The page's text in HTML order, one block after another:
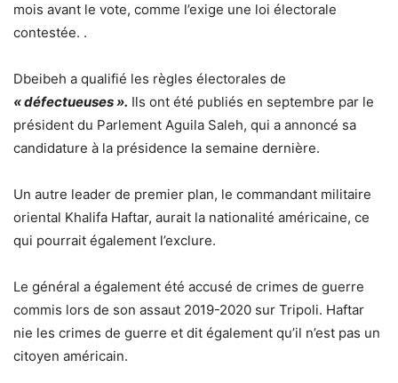
mois avant le vote, comme l’exige une loi électorale
contestée. .
Dbeibeh a qualifié les règles électorales de
« défectueuses ». Ils ont été publiés en septembre par le
président du Parlement Aguila Saleh, qui a annoncé sa
candidature à la présidence la semaine dernière.
Un autre leader de premier plan, le commandant militaire
oriental Khalifa Haftar, aurait la nationalité américaine, ce
qui pourrait également l’exclure.
Le général a également été accusé de crimes de guerre
commis lors de son assaut 2019-2020 sur Tripoli. Haftar
nie les crimes de guerre et dit également qu’il n’est pas un
citoyen américain.